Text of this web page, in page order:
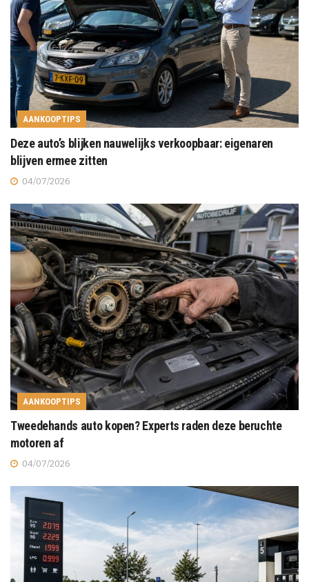
AANKOOPTIPS
Deze auto’s blijken nauwelijks verkoopbaar: eigenaren
blijven ermee zitten
04/07/2026
AANKOOPTIPS
Tweedehands auto kopen? Experts raden deze beruchte
motoren af
04/07/2026